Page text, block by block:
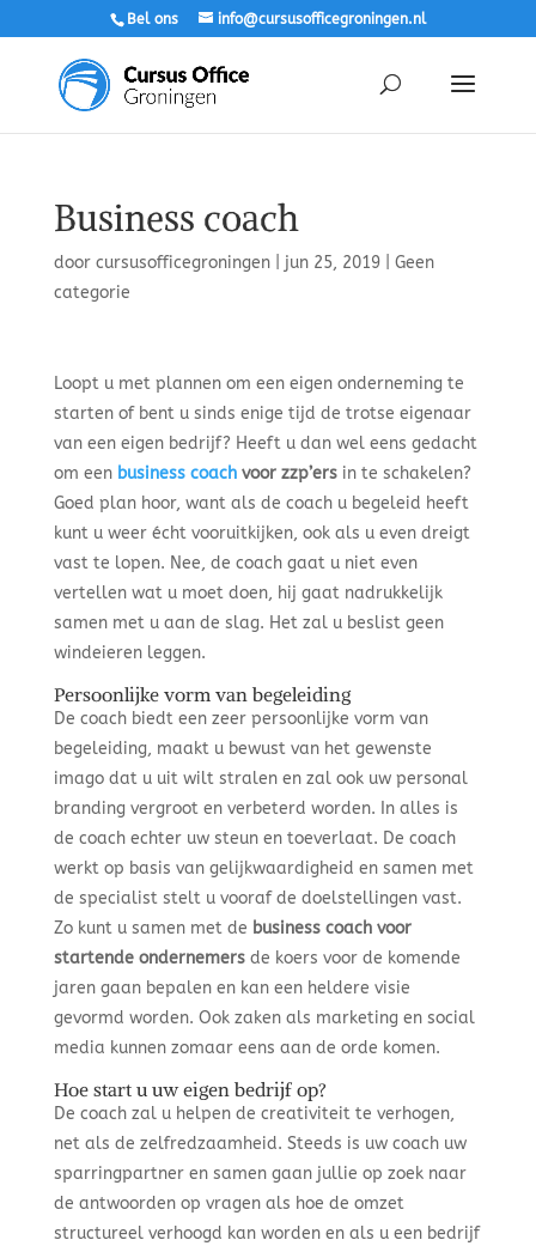
Bel ons info@cursusofficegroningen.nl
Business coach
door cursusofficegroningen| jun 25, 2019| Geen
categorie
Loopt u met plannen om een eigen onderneming te
starten of bent u sinds enige tijd de trotse eigenaar
van een eigen bedrijf? Heeft u dan wel eens gedacht
om een business coachvoor zzp’ersin te schakelen?
Goed plan hoor, want als de coach u begeleid heeft
kunt u weer écht vooruitkijken, ook als u even dreigt
vast te lopen. Nee, de coach gaat u niet even
vertellen wat u moet doen, hij gaat nadrukkelijk
samen met u aan de slag. Het zal u beslist geen
windeieren leggen.
Persoonlijke vorm van begeleiding
De coach biedt een zeer persoonlijke vorm van
begeleiding, maakt u bewust van het gewenste
imago dat u uit wilt stralen en zal ook uw personal
branding vergroot en verbeterd worden. In alles is
de coach echter uw steun en toeverlaat. De coach
werkt op basis van gelijkwaardigheid en samen met
de specialist stelt u vooraf de doelstellingen vast.
Zo kunt u samen met de business coach voor
startende ondernemers de koers voor de komende
jaren gaan bepalen en kan een heldere visie
gevormd worden. Ook zaken als marketing en social
media kunnen zomaar eens aan de orde komen.
Hoe start u uw eigen bedrijf op?
De coach zal u helpen de creativiteit te verhogen,
net als de zelfredzaamheid. Steeds is uw coach uw
sparringpartner en samen gaan jullie op zoek naar
de antwoorden op vragen als hoe de omzet
structureel verhoogd kan worden en als u een bedrijf